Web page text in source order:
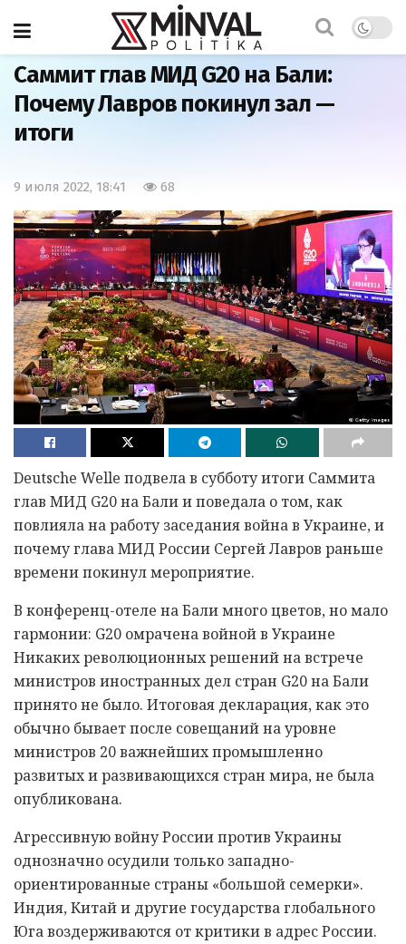
Главная
Саммит глав МИД G20 на Бали:
Почему Лавров покинул зал —
итоги
9 июля 2022, 18:41 68
Deutsche Welle подвела в субботу итоги Саммита
глав МИД G20 на Бали и поведала о том, как
повлияла на работу заседания война в Украине, и
почему глава МИД России Сергей Лавров раньше
времени покинул мероприятие.
В конференц-отеле на Бали много цветов, но мало
гармонии: G20 омрачена войной в Украине
Никаких революционных решений на встрече
министров иностранных дел стран G20 на Бали
принято не было. Итоговая декларация, как это
обычно бывает после совещаний на уровне
министров 20 важнейших промышленно
развитых и развивающихся стран мира, не была
опубликована.
Агрессивную войну России против Украины
однозначно осудили только западно-
ориентированные страны «большой семерки».
Индия, Китай и другие государства глобального
Юга воздерживаются от критики в адрес России.